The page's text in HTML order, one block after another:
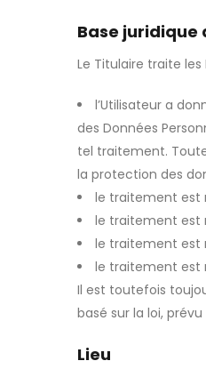
Base
Le Titulaire traite les
l’Utilisateur a
des Données
tel traitement.
la protection des
le traitement est
le traitement est
le traitement est
le traitement est
Il est toutefois
basé sur la loi,
Lieu